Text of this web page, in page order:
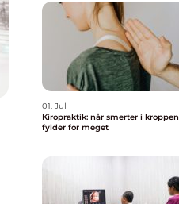
01. Jul
Kiropraktik: når smerter i kroppen
fylder for meget